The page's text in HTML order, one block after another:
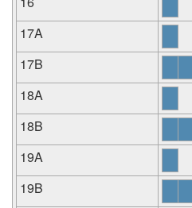
17A
17B
18A
18B
19A
19B